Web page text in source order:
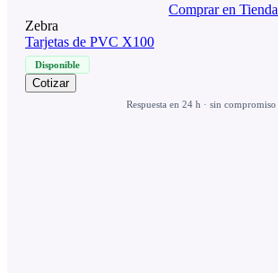
Comprar en Tienda
Zebra
Tarjetas de PVC X100
Disponible
Cotizar
Respuesta en 24 h · sin compromiso